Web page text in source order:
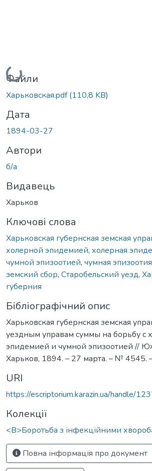
Вантажиться...
Файли
Харьковская.pdf(110,8 KB)
Дата
1894-03-27
Автори
б/а
Видавець
Харьков
Ключові слова
Харьковская губернская земская
холерной эпидемией, холерная
чумной эпизоотией, чумная эпизоотия
земский сбор, Старобельский уезд,
губерния
Бібліографічний опис
Харьковская губернская земская
уездным управам суммы на борьбу с
эпидемией и чумной эпизоотией //
Харьков, 1894. – 27 марта. – № 4545.
URI
https://escriptorium.karazin.ua/handle/
Колекції
<B>Боротьба з інфекційними
Повна інформація про документ